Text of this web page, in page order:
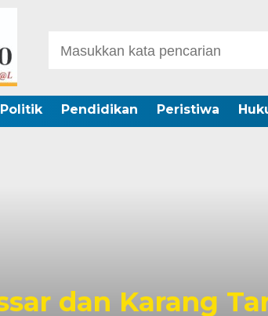
Politik Pendidikan Peristiwa